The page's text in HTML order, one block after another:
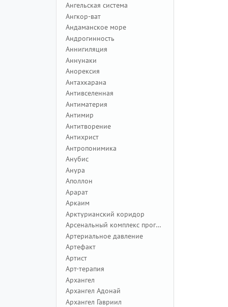
Ангельская система
Ангкор-ват
Андаманское море
Андрогинность
Аннигиляция
Аннунаки
Анорексия
Антахкарана
Антивселенная
Антиматерия
Антимир
Антитворение
Антихрист
Антропонимика
Анубис
Анура
Аполлон
Арарат
Аркаим
Арктурианский коридор
Арсенальный комплекс программ
Артериальное давление
Артефакт
Артист
Арт-терапия
Архангел
Архангел Адонай
Архангел Гавриил